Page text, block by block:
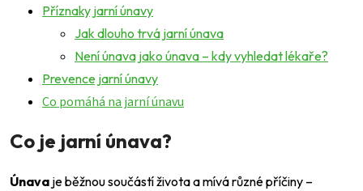
Příznaky jarní únavy
Jak dlouho trvá jarní únava
Není únava jako únava – kdy vyhledat lékaře?
Prevence jarní únavy
Co pomáhá na jarní únavu
Co je jarní únava?
Únava je běžnou součástí života a mívá různé příčiny –